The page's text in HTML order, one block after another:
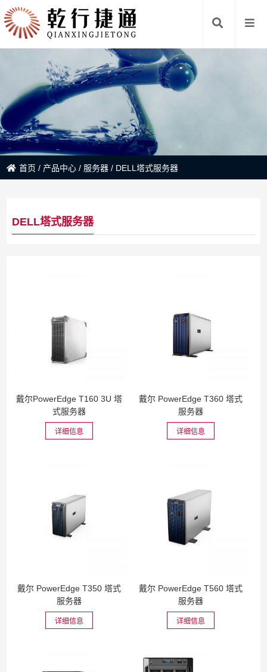
首页 / 产品中心 / 服务器 / DELL塔式服务器
DELL塔式服务器
戴尔PowerEdge T160 3U 塔
式服务器
详细信息
戴尔 PowerEdge T360 塔式
服务器
详细信息
戴尔 PowerEdge T350 塔式
服务器
详细信息
戴尔 PowerEdge T560 塔式
服务器
详细信息